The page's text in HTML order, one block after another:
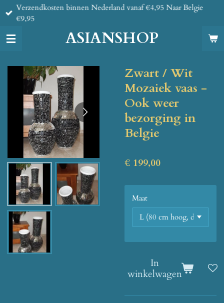
Ga
direct
de
ASIANSHOP
Verzendkosten binnen Nederland vanaf €4,95 Naar Belgie
€9,95
Zwart / Wit
Mozaiek vaas -
Ook weer
bezorging in
Belgie
€ 199,00
Maat
In
winkelwagen